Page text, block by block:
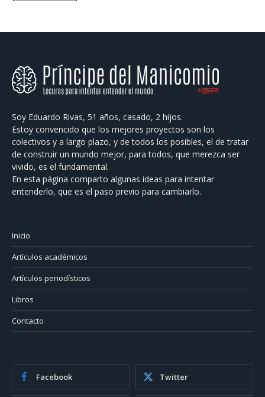
Soy Eduardo Rivas, 51 años, casado, 2 hijos.
Estoy convencido que los mejores proyectos son los
colectivos y a largo plazo, y de todos los posibles, el de tratar
de construir un mundo mejor, para todos, que merezca ser
vivido, es el fundamental.
En esta página comparto algunas ideas para intentar
entenderlo, que es el paso previo para cambiarlo.
Inicio
Artículos académicos
Artículos periodísticos
Libros
Contacto
Facebook Twitter